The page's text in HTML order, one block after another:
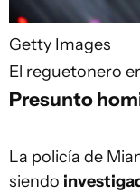
Getty Images
El reguetonero
Presunto
La policía de
siendo